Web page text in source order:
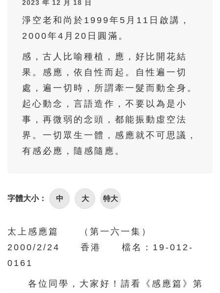
41 42
46 47 48 49
52 53
56 57 58 59
61 62 64
66 68 69
71 72 74
76 77 78 79 80
81 82 83
92 93
98
101 103 104
106 109 110
111
116 117 118 119 120
2023 年 12 月 18 日
淨空老和尚於1999年5月11日啟講，
2000年4月20日圓滿。
感，古人比喻種植，應，好比開花結
果。感應，依自性而起。自性遍一切
處，遍一切時，所謂牽一髮而動全身。
起心動念，言語造作，不要以為是小
事，再微弱的念頭，都能振動虛空法
界。一切眾生一體，感應就不可思議，
有感必應，隨感隨應。
字體大小： 中 大 特大
太上感應篇 （第一六一集）
2000/2/24 香港 檔名：19-012-
0161
各位同學，大家好！請看《感應篇》第